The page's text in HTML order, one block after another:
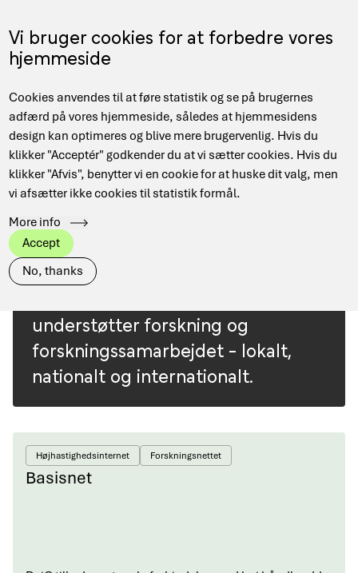
Vi bruger cookies for at forbedre vores
hjemmeside
Cookies anvendes til at føre statistik og se på brugernes
adfærd på vores hjemmeside, således at hjemmesidens
design kan optimeres og blive mere brugervenlig. Hvis du
klikker "Acceptér" godkender du at vi sætter cookies. Hvis du
klikker "Afvis", benytter vi en cookie for at huske dit valg, men
vi afsætter ikke cookies til statistik formål.
More info
Accept
No, thanks
til
hovedindhold
EN
Main
navigation
Brødkrumme
Hjem Tjenester
Department
Alle Forskningsnettet
Data Management
HPC
Quantum Sikkerhed
DeiC koordinerer en lang række
understøtter forskning og
forskningssamarbejdet - lokalt,
nationalt og internationalt.
Højhastighedsinternet Forskningsnettet
Basisnet